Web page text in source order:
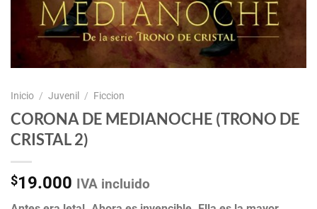
Inicio / Juvenil / Ficcion
CORONA DE MEDIANOCHE (TRONO DE
CRISTAL 2)
$19.000 IVA incluido